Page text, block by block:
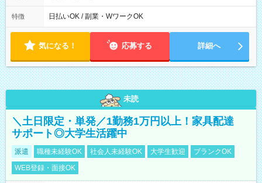
00
特徴 日払いOK / 副業・WワークOK
気になる！ 応募する 詳細へ
未読
＼土日限定・単発／1勤務1万円以上！家具配達
サポート◎大学生活躍中
派遣 職種未経験OK 社会人未経験OK 大学生歓迎
ブランクOK
WEB登録・面接OK